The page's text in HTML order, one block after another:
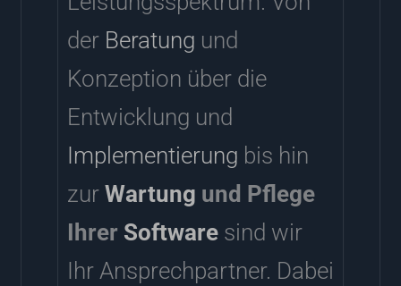
der Beratung und
Konzeption über die
Entwicklung und
Implementierung bis hin
zur Wartung und Pflege
Ihrer Softwaresind wir
Ihr Ansprechpartner. Dabei